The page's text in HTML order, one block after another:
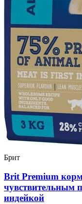
Брит
Brit Premium корм
чувствительным
индейкой